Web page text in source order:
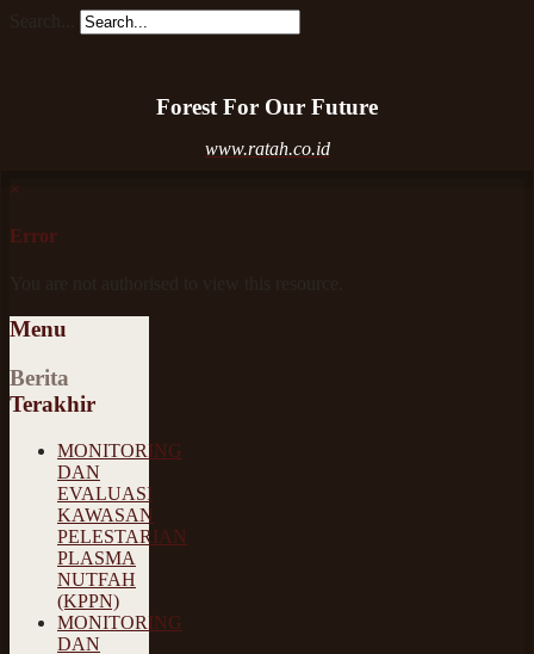
Forest For Our Future
www.ratah.co.id
×
Error
Menu
Berita
Terakhir
MONITORING
DAN
EVALUASI
KAWASAN
PELESTARIAN
PLASMA
NUTFAH
(KPPN)
MONITORING
DAN